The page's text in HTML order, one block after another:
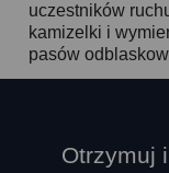
uczestników
kamizelki i
pasów
Otrzymuj